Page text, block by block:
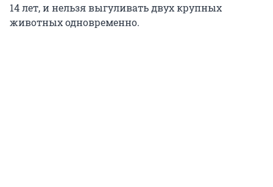
14 лет, и нельзя выгуливать двух крупных
животных одновременно.